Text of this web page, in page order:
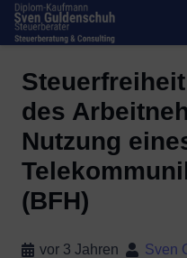
des
Nutzung
(BFH)
vor 3 Jahren Sven